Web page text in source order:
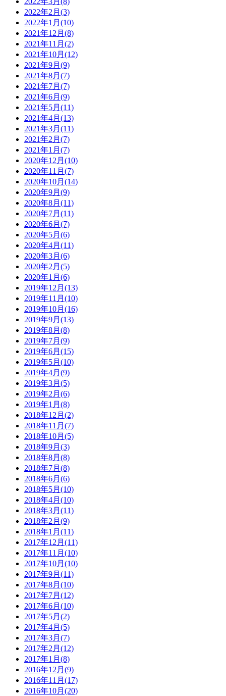
2022年2月(3)
2022年1月(10)
2021年12月(8)
2021年11月(2)
2021年10月(12)
2021年9月(9)
2021年8月(7)
2021年7月(7)
2021年6月(9)
2021年5月(11)
2021年4月(13)
2021年3月(11)
2021年2月(7)
2021年1月(7)
2020年12月(10)
2020年11月(7)
2020年10月(14)
2020年9月(9)
2020年8月(11)
2020年7月(11)
2020年6月(7)
2020年5月(6)
2020年4月(11)
2020年3月(6)
2020年2月(5)
2020年1月(6)
2019年12月(13)
2019年11月(10)
2019年10月(16)
2019年9月(13)
2019年8月(8)
2019年7月(9)
2019年6月(15)
2019年5月(10)
2019年4月(9)
2019年3月(5)
2019年2月(6)
2019年1月(8)
2018年12月(2)
2018年11月(7)
2018年10月(5)
2018年9月(3)
2018年8月(8)
2018年7月(8)
2018年6月(6)
2018年5月(10)
2018年4月(10)
2018年3月(11)
2018年2月(9)
2018年1月(11)
2017年12月(11)
2017年11月(10)
2017年10月(10)
2017年9月(11)
2017年8月(10)
2017年7月(12)
2017年6月(10)
2017年5月(2)
2017年4月(5)
2017年3月(7)
2017年2月(12)
2017年1月(8)
2016年12月(9)
2016年11月(17)
2016年10月(20)